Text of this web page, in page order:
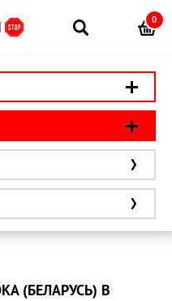
0
(БЕЛАРУСЬ) В